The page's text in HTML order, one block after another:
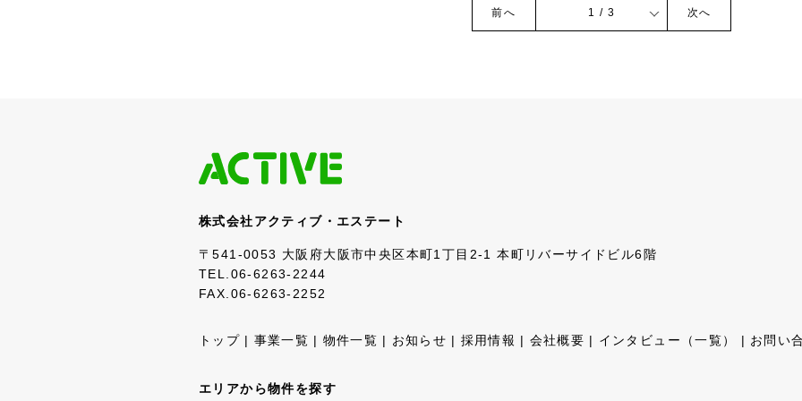
前へ 1 / 3 次へ
株式会社アクティブ・エステート
〒541-0053 大阪府大阪市中央区本町1丁目2-1 本町リバーサイドビル6階
TEL.06-6263-2244
FAX.06-6263-2252
トップ 事業一覧 物件一覧 お知らせ 採用情報 会社概要 インタビュー（一覧） お問い
エリアから物件を探す